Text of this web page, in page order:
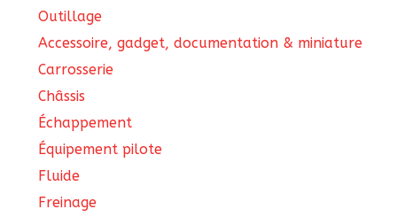
Outillage
Accessoire, gadget, documentation & miniature
Carrosserie
Châssis
Échappement
Équipement pilote
Fluide
Freinage